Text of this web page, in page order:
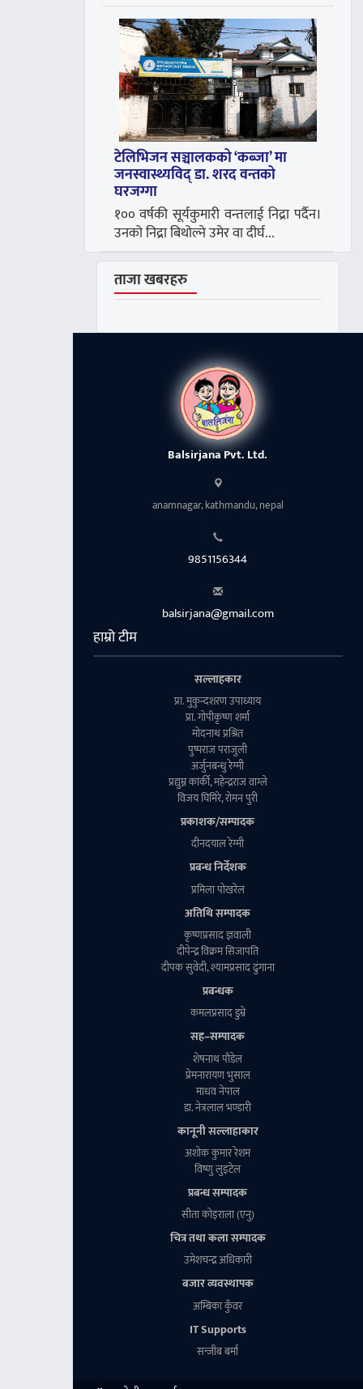
टेलिभिजन सञ्चालकको ‘कब्जा’ मा
जनस्वास्थ्यविद् डा. शरद वन्तको
घरजग्गा
१०० वर्षकी सूर्यकुमारी वन्तलाई निद्रा पर्दैन।
उनको निद्रा बिथोल्ने उमेर वा दीर्घ...
ताजा खबरहरु
Balsirjana Pvt. Ltd.
anamnagar, kathmandu, nepal
9851156344
balsirjana@gmail.com
हाम्रो टीम
सल्लाहकार
प्रा. मुकुन्दशरण उपाध्याय
प्रा. गाेपीकृष्ण शर्मा
माेदनाथ प्रश्रित
पुष्पराज पराजुली
अर्जुनबन्धु रेग्मी
प्रद्युम्न कार्की, महेन्द्रराज वाग्ले
विजय घिमिरे, राेमन पुरी
प्रकाशक/सम्पादक
दीनदयाल रेग्मी
प्रबन्ध निर्देशक
प्रमिला पाेखरेल
अतिथि सम्पादक
कृष्णप्रसाद ज्ञवाली
दीपेन्द्र विक्रम सिजापति
दीपक सुवेदी, श्यामप्रसाद ढुंगाना
प्रबन्धक
कमलप्रसाद डुम्रे
सह–सम्पादक
शेषनाथ पाैडेल
प्रेमनारायण भुसाल
माधव नेपाल
डा. नेत्रलाल भण्डारी
कानूनी सल्लाहाकार
अशाेक कुमार रेशम
विष्णु लुइटेल
प्रबन्ध सम्पादक
सीता काेइराला (एनु)
चित्र तथा कला सम्पादक
उमेशचन्द्र अधिकारी
बजार व्यवस्थापक
अम्बिका कुँवर
IT Supports
सन्जीब बर्मा